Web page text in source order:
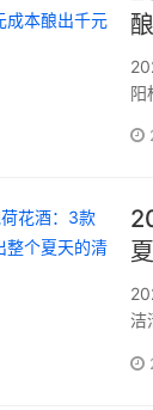
阳
庭
洁